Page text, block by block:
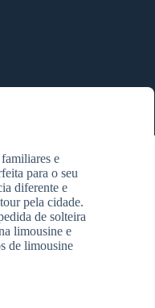
e
para o seu
diferente e
pela cidade.
de solteira
limousine e
de limousine